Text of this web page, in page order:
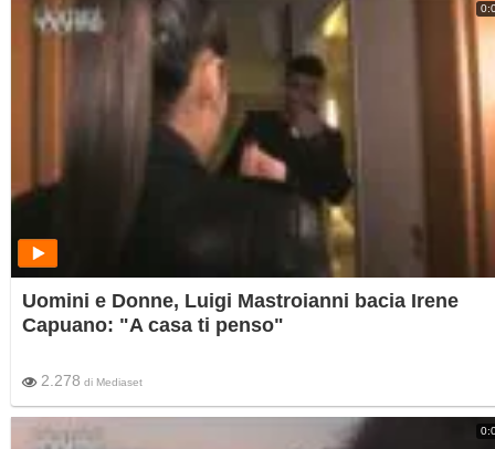
Uomini e Donne, Luigi Mastroianni bacia Irene
Capuano: "A casa ti penso"
2.278 di Mediaset